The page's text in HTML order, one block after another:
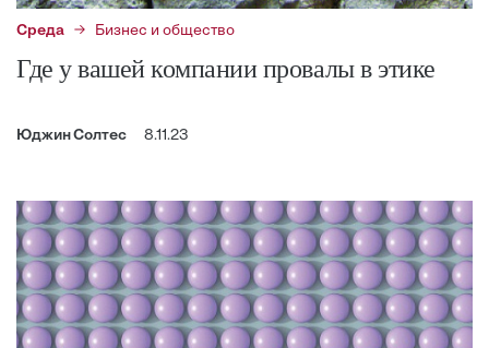
Среда Бизнес и общество
Где у вашей компании провалы в этике
Юджин Солтес 8.11.23